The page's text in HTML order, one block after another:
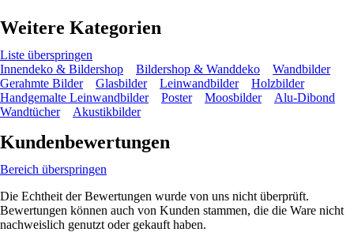
Weitere Kategorien
Liste überspringen
Innendeko & Bildershop
Bildershop & Wanddeko
Wandbilder
Gerahmte Bilder
Glasbilder Leinwandbilder
Holzbilder
Handgemalte Leinwandbilder
Poster Moosbilder
Alu-Dibond
Wandtücher
Akustikbilder
Kundenbewertungen
Bereich überspringen
Die Echtheit der Bewertungen wurde von uns nicht überprüft.
Bewertungen können auch von Kunden stammen, die die Ware nicht
nachweislich genutzt oder gekauft haben.